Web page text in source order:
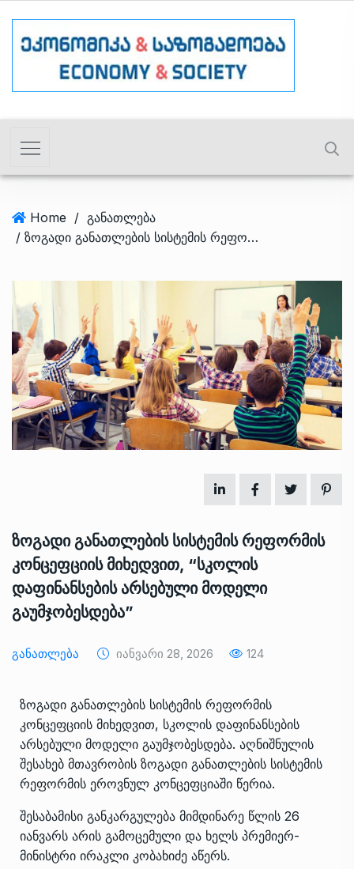
Home / განათლება
/ ზოგადი განათლების სისტემის რეფორმის კონცეფციის მიხედვით, “სკოლის დაფინანსების არსებული მოდელი გაუმჯობესდება”
ზოგადი განათლების სისტემის რეფორმის
კონცეფციის მიხედვით, “სკოლის
დაფინანსების არსებული მოდელი
გაუმჯობესდება”
Განათლება Იანვარი 28, 2026 124
ზოგადი განათლების სისტემის რეფორმის
კონცეფციის მიხედვით, სკოლის დაფინანსების
არსებული მოდელი გაუმჯობესდება. აღნიშნულის
შესახებ მთავრობის ზოგადი განათლების სისტემის
რეფორმის ეროვნულ კონცეფციაში წერია.
შესაბამისი განკარგულება მიმდინარე წლის 26
იანვარს არის გამოცემული და ხელს პრემიერ-
მინისტრი ირაკლი კობახიძე აწერს.